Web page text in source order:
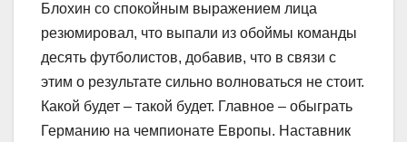
Блохин со спокойным выражением лица
резюмировал, что выпали из обоймы команды
десять футболистов, добавив, что в связи с
этим о результате сильно волноваться не стоит.
Какой будет – такой будет. Главное – обыграть
Германию на чемпионате Европы. Наставник